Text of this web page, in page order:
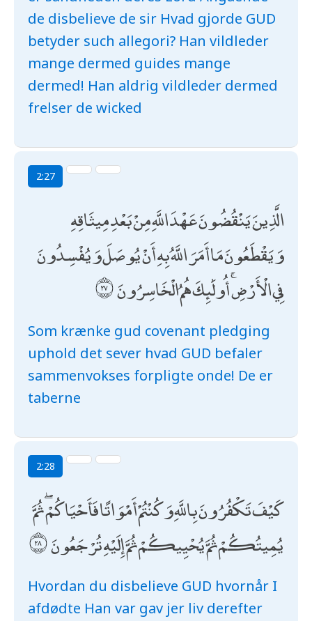
de disbelieve de sir Hvad gjorde GUD
betyder such allegori? Han vildleder
mange dermed guides mange
dermed! Han aldrig vildleder dermed
frelser de wicked
2:27
الَّذِينَ يَنْقُضُونَ عَهْدَ اللَّهِ مِنْ بَعْدِ مِيثَاقِهِ
وَيَقْطَعُونَ مَا أَمَرَ اللَّهُ بِهِ أَنْ يُوصَلَ وَيُفْسِدُونَ
فِي الْأَرْضِ ۚ أُولَٰئِكَ هُمُ الْخَاسِرُونَ
Som krænke gud covenant pledging
uphold det sever hvad GUD befaler
sammenvokses forpligte onde! De er
taberne
2:28
كَيْفَ تَكْفُرُونَ بِاللَّهِ وَكُنْتُمْ أَمْوَاتًا فَأَحْيَاكُمْ ۖ ثُمَّ
يُمِيتُكُمْ ثُمَّ يُحْيِيكُمْ ثُمَّ إِلَيْهِ تُرْجَعُونَ
Hvordan du disbelieve GUD hvornår I
afdødte Han var gav jer liv derefter